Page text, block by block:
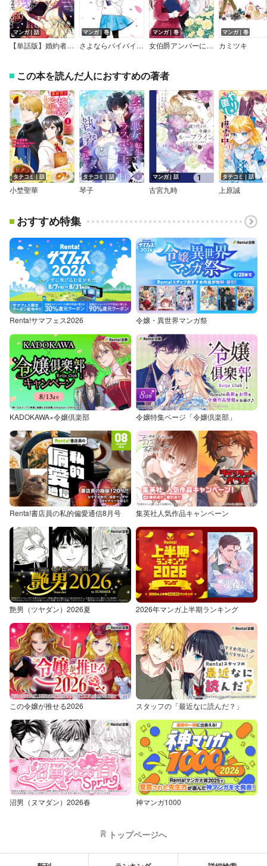
マンガ｜話
【単話版】婚約者が浮気相手と駆け落ちしました。王子殿下に溺愛されて幸せなので、今さら戻りたいと言われても困ります。
マンガ｜巻
さよならバイバイ、大好きだったよ。
マンガ｜巻
女伯爵アンバーには商才がある！ やっと自由になれたので、再婚なんてお断り
マンガ｜巻
カミツキ
この本を読んだ人におすすめの著者
タテコミ｜話
小埜聖華
タテコミ｜話
琴子
マンガ｜話
古宮九時
タテコミ｜話
上原誠
おすすめ特集
Renta!サマフェス2026 令嬢・異世界マンガ祭
KADOKAWA×令嬢倶楽部 令嬢特集ページ「令嬢倶楽部」
Renta!書店員の私的偏愛通信8月号 集英社人気作品キャンペーン
艶男（ツヤダン）2026夏 2026年マンガ上半期ランキング
この令嬢が推せる2026 スタッフの「最近なに読んだ？」
沼男（ヌマダン）2026春 神マンガ1000
トップページへ